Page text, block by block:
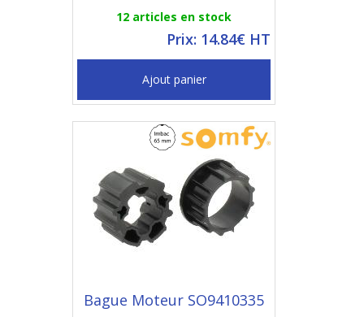
12 articles en stock
Prix: 14.84€ HT
Ajout panier
Bague Moteur SO9410335